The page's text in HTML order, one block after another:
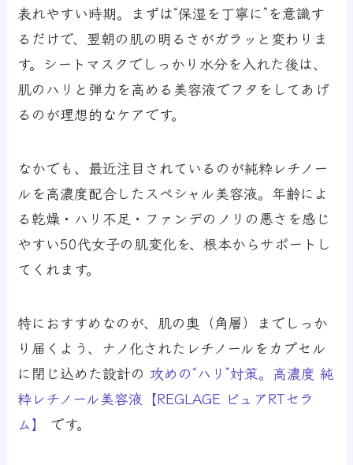
表れやすい時期。まずは“保湿を丁寧に”を意識す
るだけで、翌朝の肌の明るさがガラッと変わりま
す。シートマスクでしっかり水分を入れた後は、
肌のハリと弾力を高める美容液でフタをしてあげ
るのが理想的なケアです。
なかでも、最近注目されているのが純粋レチノー
ルを高濃度配合したスペシャル美容液。年齢によ
る乾燥・ハリ不足・ファンデのノリの悪さを感じ
やすい50代女子の肌変化を、根本からサポートし
てくれます。
特におすすめなのが、肌の奥（角層）までしっか
り届くよう、ナノ化されたレチノールをカプセル
に閉じ込めた設計の攻めの“ハリ”対策。高濃度 純
粋レチノール美容液【REGLAGE ピュアRTセラ
ム】
です。